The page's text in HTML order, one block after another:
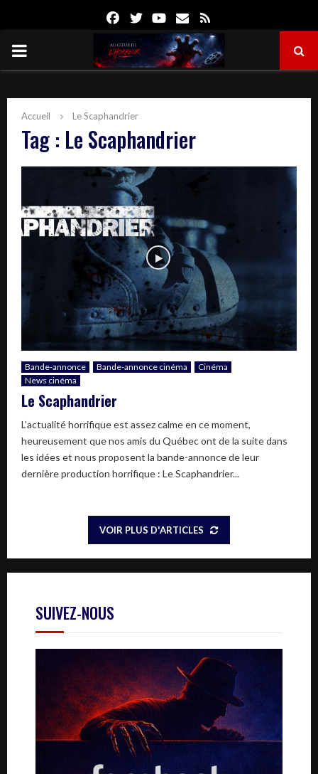
FacebookTwitterYoutube
Email
PRIMARY
Accueil Le Scaphandrier
Tag : Le Scaphandrier
Bande-annonce Bande-annonce cinéma
Cinéma
News cinéma
Le Scaphandrier
L’actualité horrifique est assez calme en ce moment,
heureusement que nos amis du Québec ont de la suite dans
les idées et nous proposent la bande-annonce de leur
dernière production horrifique : Le Scaphandrier...
VOIR PLUS D'ARTICLES
SUIVEZ-NOUS